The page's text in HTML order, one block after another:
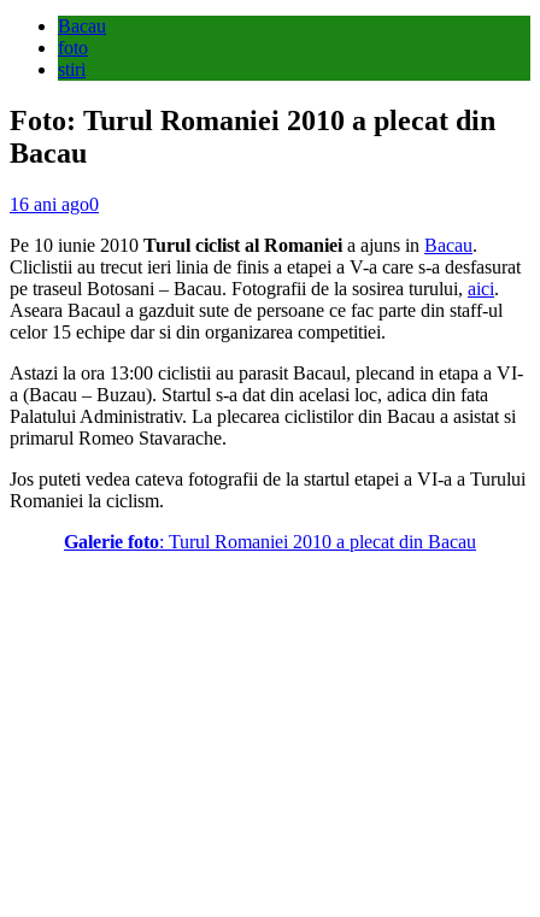
Bacau
foto
stiri
Foto: Turul Romaniei 2010 a plecat din
Bacau
16 ani ago0
Pe 10 iunie 2010 Turul ciclist al Romaniei a ajuns in Bacau.
Cliclistii au trecut ieri linia de finis a etapei a V-a care s-a desfasurat
pe traseul Botosani – Bacau. Fotografii de la sosirea turului, aici.
Aseara Bacaul a gazduit sute de persoane ce fac parte din staff-ul
celor 15 echipe dar si din organizarea competitiei.
Astazi la ora 13:00 ciclistii au parasit Bacaul, plecand in etapa a VI-
a (Bacau – Buzau). Startul s-a dat din acelasi loc, adica din fata
Palatului Administrativ. La plecarea ciclistilor din Bacau a asistat si
primarul Romeo Stavarache.
Jos puteti vedea cateva fotografii de la startul etapei a VI-a a Turului
Romaniei la ciclism.
Galerie foto: Turul Romaniei 2010 a plecat din Bacau